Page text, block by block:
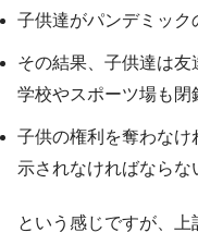
子供達がパンデミック
その結果、子供達は友
学校やスポーツ場も閉
子供の権利を奪わな
示されなければならな
という感じですが、